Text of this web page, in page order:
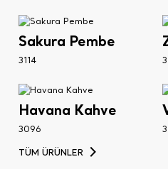
Sakura Pembe
3114
Havana Kahve
3096
TÜM ÜRÜNLER